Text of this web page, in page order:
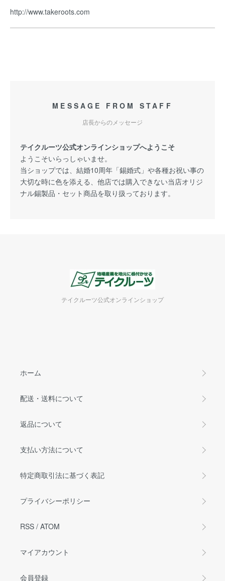
http://www.takeroots.com
MESSAGE FROM STAFF
店長からのメッセージ
テイクルーツ公式オンラインショップへようこそ
ようこそいらっしゃいませ。
当ショップでは、結婚10周年「錫婚式」や各種お祝い事の
大切な時に色を添える、他店では購入できない当店オリジ
ナル錫製品・セット商品を取り扱っております。
テイクルーツ公式オンラインショップ
ホーム
配送・送料について
返品について
支払い方法について
特定商取引法に基づく表記
プライバシーポリシー
RSS / ATOM
マイアカウント
会員登録